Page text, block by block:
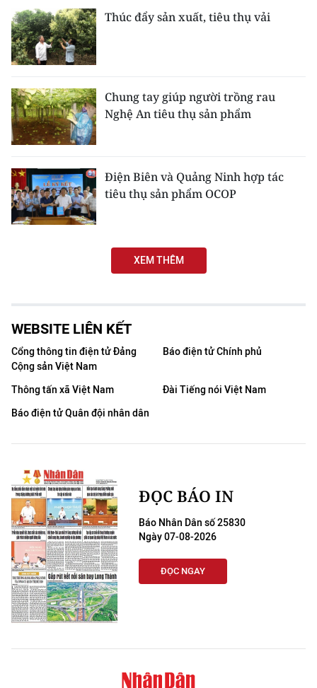
Chuyên trang Hà Nội
Chuyên trang TP. Hồ Chí Minh
CHUYÊN ĐỀ
CÁC CHUYÊN TRANG
VỀ BÁO NHÂN DÂN
THỜI NAY
NHÂN DÂN HẰNG THÁNG
ĐỌC BÁO IN
中文
FRANÇAIS
РУССКИЙ
ESPAÑOL
한국어
Thúc đẩy sản xuất, tiêu thụ vải
Chung tay giúp người trồng rau
Nghệ An tiêu thụ sản phẩm
Điện Biên và Quảng Ninh hợp tác
tiêu thụ sản phẩm OCOP
XEM THÊM
WEBSITE LIÊN KẾT
Cổng thông tin điện tử Đảng
Cộng sản Việt Nam
Báo điện tử Chính phủ
Thông tấn xã Việt Nam
Đài Tiếng nói Việt Nam
Báo điện tử Quân đội nhân dân
ĐỌC BÁO IN
Báo Nhân Dân số 25830
Ngày 07-08-2026
ĐỌC NGAY